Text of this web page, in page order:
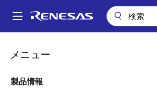
ン
Main
メニュー
製品情報
パ
ン
正確なアナログ評価を可能にするRX23E-A ルネサ
正確なアナログ評